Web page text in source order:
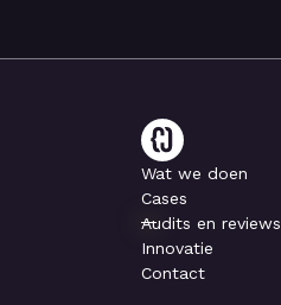
Wat we doen
Cases
Audits en reviews
Innovatie
Contact